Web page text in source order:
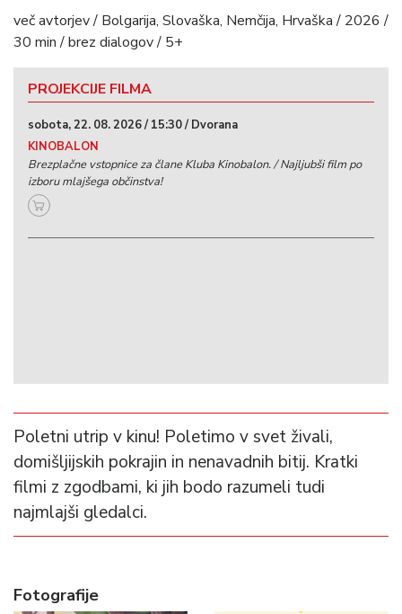
več avtorjev / Bolgarija, Slovaška, Nemčija, Hrvaška / 2026 /
30 min / brez dialogov / 5+
PROJEKCIJE FILMA
sobota, 22. 08. 2026 / 15:30 / Dvorana
KINOBALON
Brezplačne vstopnice za člane Kluba Kinobalon. / Najljubši film po
izboru mlajšega občinstva!
Poletni utrip v kinu! Poletimo v svet živali,
domišljijskih pokrajin in nenavadnih bitij. Kratki
filmi z zgodbami, ki jih bodo razumeli tudi
najmlajši gledalci.
Fotografije